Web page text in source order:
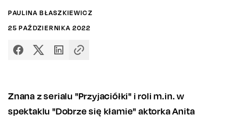
PAULINA BŁASZKIEWICZ
25 PAŹDZIERNIKA 2022
Znana z serialu "Przyjaciółki" i roli m.in. w
spektaklu "Dobrze się kłamie" aktorka Anita